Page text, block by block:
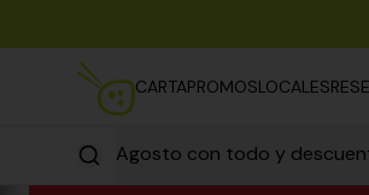
CARTAPROMOSLOCALES
Agosto con todo y